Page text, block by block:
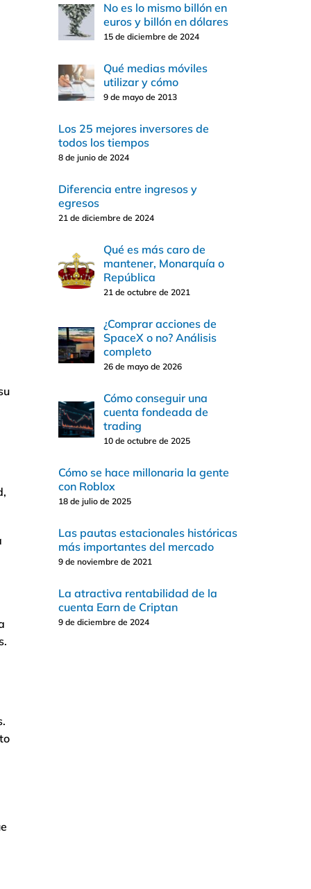
No es lo mismo billón en
euros y billón en dólares
15 de diciembre de 2024
Qué medias móviles
utilizar y cómo
9 de mayo de 2013
Los 25 mejores inversores de
todos los tiempos
8 de junio de 2024
Diferencia entre ingresos y
egresos
21 de diciembre de 2024
Qué es más caro de
mantener, Monarquía o
República
21 de octubre de 2021
¿Comprar acciones de
SpaceX o no? Análisis
completo
26 de mayo de 2026
Cómo conseguir una
cuenta fondeada de
trading
10 de octubre de 2025
Cómo se hace millonaria la gente
con Roblox
18 de julio de 2025
Las pautas estacionales históricas
más importantes del mercado
9 de noviembre de 2021
La atractiva rentabilidad de la
cuenta Earn de Criptan
9 de diciembre de 2024